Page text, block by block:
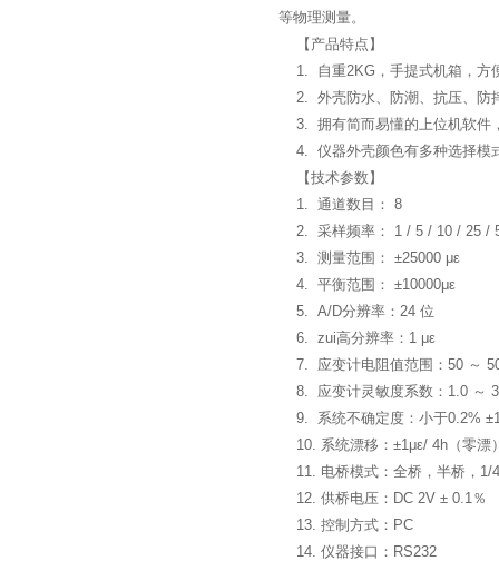
等物理测量。
【产品特点】
1. 自重2KG，手提式机箱，方
2. 外壳防水、防潮、抗压、防
3. 拥有简而易懂的上位机软件
4. 仪器外壳颜色有多种选择模
【技术参数】
1. 通道数目： 8
2. 采样频率： 1 / 5 / 10 / 25 /
3. 测量范围： ±25000 με
4. 平衡范围： ±10000με
5. A/D分辨率：24 位
6. zui高分辨率：1 με
7. 应变计电阻值范围：50 ～
8. 应变计灵敏度系数：1.0 ～
9. 系统不确定度：小于0.2%
10. 系统漂移：±1με/ 4h（零漂
11. 电桥模式：全桥，半桥，1/
12. 供桥电压：DC 2V ± 0.1％
13. 控制方式：PC
14. 仪器接口：RS232